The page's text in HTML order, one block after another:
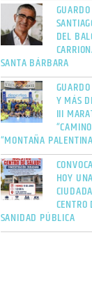
DEL
SANTA BÁRBARA
Y MÁS
III
“MONTAÑA
HOY
SANIDAD PÚBLICA